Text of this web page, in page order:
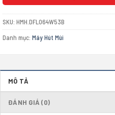
SKU: HMH.DFL064W53B
Danh mục: Máy Hút Mùi
MÔ TẢ
ĐÁNH GIÁ (0)